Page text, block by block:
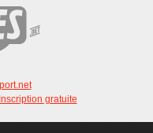
Inscription gratuite